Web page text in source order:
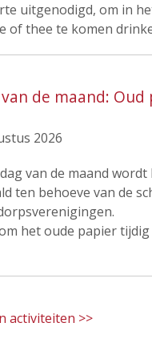
uitgenodigd, om in
of thee te komen
de maand: Oud
2026
van de maand wordt
ten behoeve van de
het oude papier tijdig
activiteiten >>